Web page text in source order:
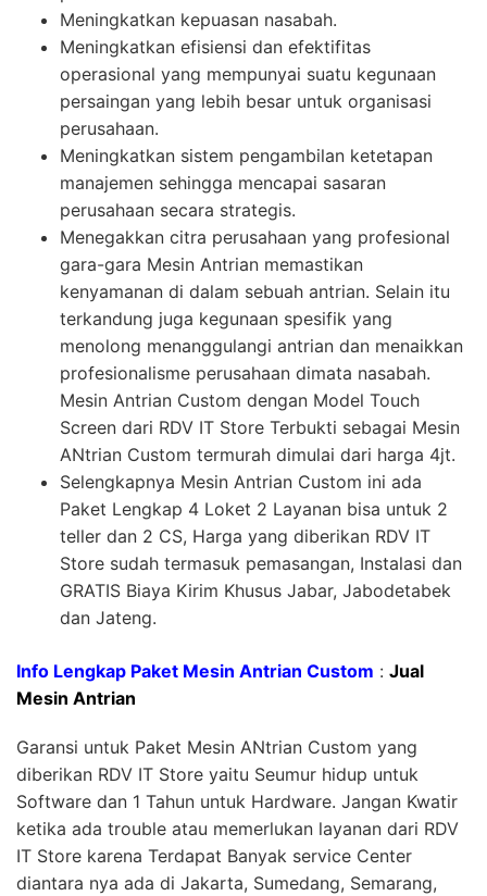
Meningkatkan kepuasan nasabah.
Meningkatkan efisiensi dan efektifitas
operasional yang mempunyai suatu kegunaan
persaingan yang lebih besar untuk organisasi
perusahaan.
Meningkatkan sistem pengambilan ketetapan
manajemen sehingga mencapai sasaran
perusahaan secara strategis.
Menegakkan citra perusahaan yang profesional
gara-gara Mesin Antrian memastikan
kenyamanan di dalam sebuah antrian. Selain itu
terkandung juga kegunaan spesifik yang
menolong menanggulangi antrian dan menaikkan
profesionalisme perusahaan dimata nasabah.
Mesin Antrian Custom dengan Model Touch
Screen dari RDV IT Store Terbukti sebagai Mesin
ANtrian Custom termurah dimulai dari harga 4jt.
Selengkapnya Mesin Antrian Custom ini ada
Paket Lengkap 4 Loket 2 Layanan bisa untuk 2
teller dan 2 CS, Harga yang diberikan RDV IT
Store sudah termasuk pemasangan, Instalasi dan
GRATIS Biaya Kirim Khusus Jabar, Jabodetabek
dan Jateng.
Info Lengkap Paket Mesin Antrian Custom : Jual
Mesin Antrian
Garansi untuk Paket Mesin ANtrian Custom yang
diberikan RDV IT Store yaitu Seumur hidup untuk
Software dan 1 Tahun untuk Hardware. Jangan Kwatir
ketika ada trouble atau memerlukan layanan dari RDV
IT Store karena Terdapat Banyak service Center
diantara nya ada di Jakarta, Sumedang, Semarang,